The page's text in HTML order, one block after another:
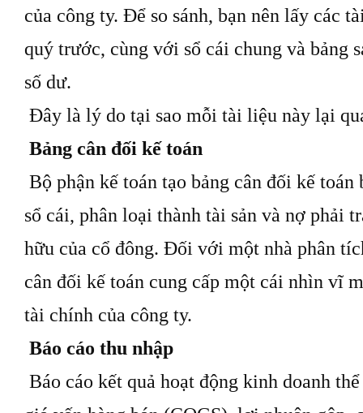
của công ty. Để so sánh, bạn nên lấy các
quý trước, cùng với sổ cái chung và bảng
số dư.
Đây là lý do tại sao mỗi tài liệu này lại
Bảng cân đối kế toán
Bộ phận kế toán tạo bảng cân đối kế
sổ cái, phân loại thành tài sản và nợ phải
hữu của cổ đông. Đối với một nhà phân
cân đối kế toán cung cấp một cái nhìn vĩ
tài chính của công ty.
Báo cáo thu nhập
Báo cáo kết quả hoạt động kinh doanh